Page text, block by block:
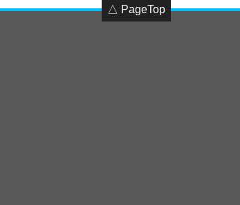
△ PageTop